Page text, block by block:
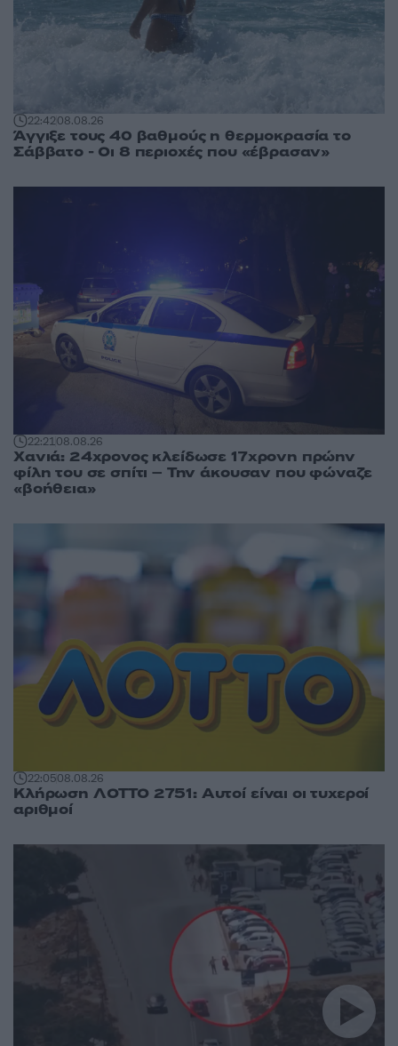
22:4208.08.26
Άγγιξε τους 40 βαθμούς η θερμοκρασία το
Σάββατο - Οι 8 περιοχές που «έβρασαν»
22:2108.08.26
Χανιά: 24χρονος κλείδωσε 17χρονη πρώην
φίλη του σε σπίτι – Την άκουσαν που φώναζε
«βοήθεια»
22:0508.08.26
Κλήρωση ΛΟΤΤΟ 2751: Αυτοί είναι οι τυχεροί
αριθμοί